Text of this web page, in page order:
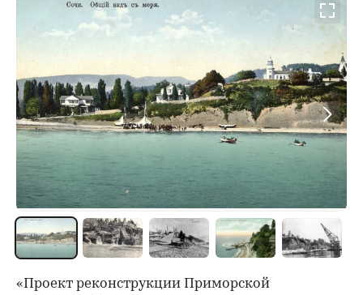
«Проект реконструкции Приморской